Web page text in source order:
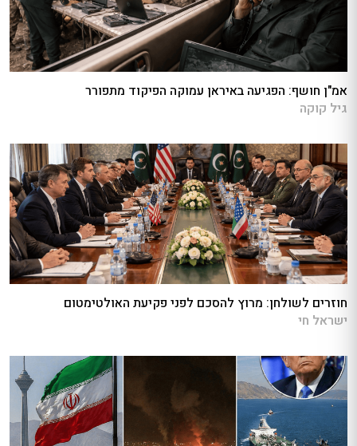
אמ"ן חושף: הפגיעה באיראן עמוקה הפיקוד מתפורר
גיל קוקה
חוזרים לשולחן: מרוץ להסכם לפני פקיעת האולטימטום
ישראל חי